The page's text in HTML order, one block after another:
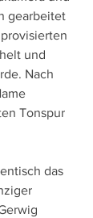
gearbeitet
und
Nach
Tonspur
das